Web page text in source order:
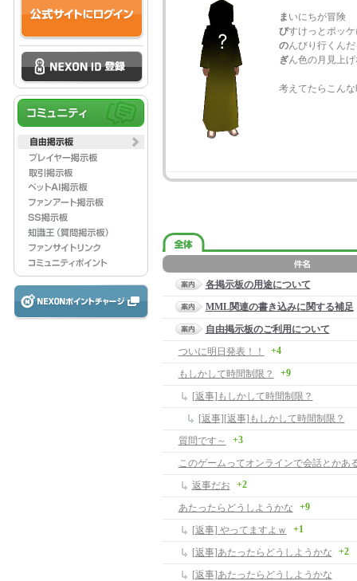
ま いにちが冒険
びすけっとポッ
のんびり行くんだ
ぎん色の月見上
考えてたらこん
各掲示板の用途について
MML関連の書き込みに関する補足
自由掲示板のご利用について
ついに明日発表！！
+4
もしかして時間制限？ +9
[返事]もしかして時間制限？
[返事][返事]もしかして時間制限？
質問です～
+3
このゲームってオンラインで会話とかあ
返事だお
+2
あたったらどうしようかな +9
[返事] やってますよｗ +1
[返事]あたったらどうしようかな +2
[返事]あたったらどうしようかな